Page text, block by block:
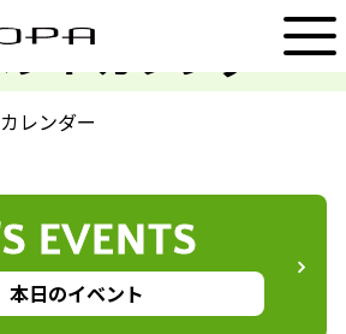
ントカレンダー
EVENT
レンダー
EVENTS
本日のイベント